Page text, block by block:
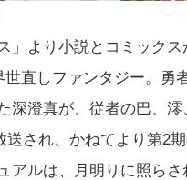
」より小説とコミック
直しファンタジー。勇
深澄真が、従者の巴、
され、かねてより第2
アルは、月明りに照ら